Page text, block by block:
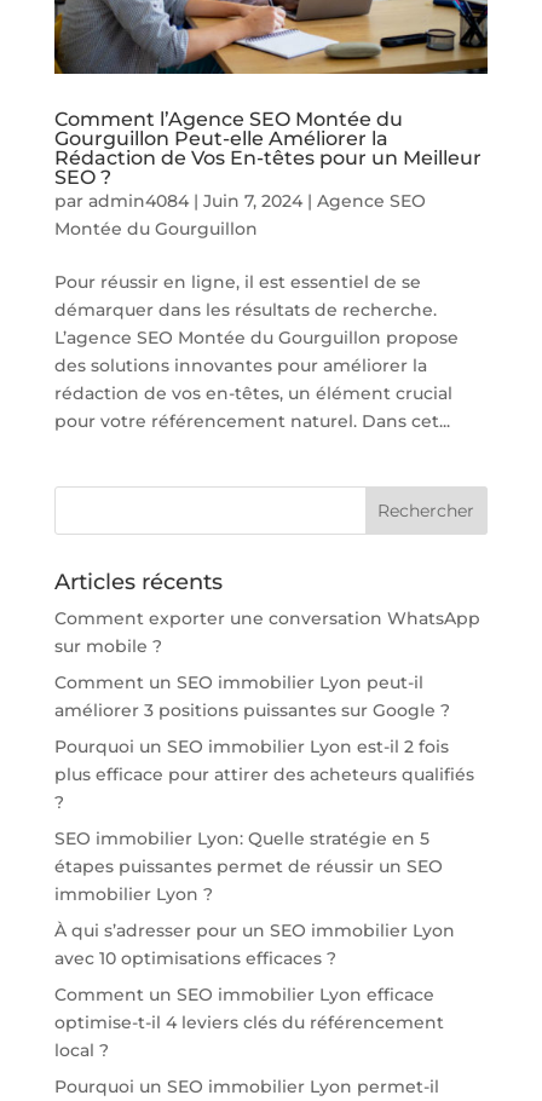
Comment l’Agence SEO Montée du
Gourguillon Peut-elle Améliorer la
Rédaction de Vos En-têtes pour un Meilleur
SEO ?
par admin4084| Juin 7, 2024| Agence SEO
Montée du Gourguillon
Pour réussir en ligne, il est essentiel de se
démarquer dans les résultats de recherche.
L’agence SEO Montée du Gourguillon propose
des solutions innovantes pour améliorer la
rédaction de vos en-têtes, un élément crucial
pour votre référencement naturel. Dans cet...
Articles récents
Comment exporter une conversation WhatsApp
sur mobile ?
Comment un SEO immobilier Lyon peut-il
améliorer 3 positions puissantes sur Google ?
Pourquoi un SEO immobilier Lyon est-il 2 fois
plus efficace pour attirer des acheteurs qualifiés
?
SEO immobilier Lyon: Quelle stratégie en 5
étapes puissantes permet de réussir un SEO
immobilier Lyon ?
À qui s’adresser pour un SEO immobilier Lyon
avec 10 optimisations efficaces ?
Comment un SEO immobilier Lyon efficace
optimise-t-il 4 leviers clés du référencement
local ?
Pourquoi un SEO immobilier Lyon permet-il